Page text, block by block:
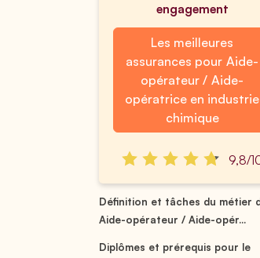
engagement
Les meilleures
assurances pour Aide-
opérateur / Aide-
opératrice en industrie
chimique
9,8/
Définition et tâches du métier
Aide-opérateur / Aide-opér...
Diplômes et prérequis pour le